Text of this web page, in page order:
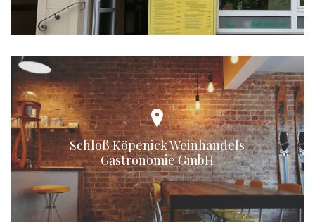
Schloß Köpenick Weinhandels
Gastronomie GmbH